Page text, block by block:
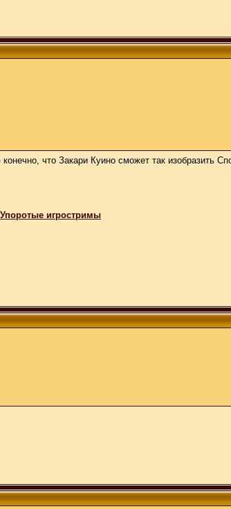
что Закари Куино сможет так изобразить
Упоротые игростримы